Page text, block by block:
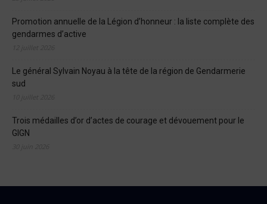
Promotion annuelle de la Légion d’honneur : la liste complète des
gendarmes d’active
Le général Sylvain Noyau à la tête de la région de Gendarmerie
sud
Trois médailles d’or d’actes de courage et dévouement pour le
GIGN